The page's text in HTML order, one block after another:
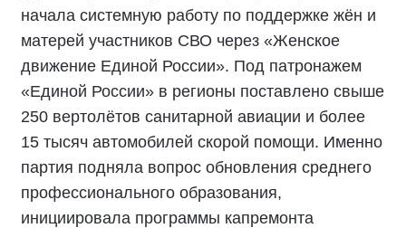
начала системную работу по поддержке жён и
матерей участников СВО через «Женское
движение Единой России». Под патронажем
«Единой России» в регионы поставлено свыше
250 вертолётов санитарной авиации и более
15 тысяч автомобилей скорой помощи. Именно
партия подняла вопрос обновления среднего
профессионального образования,
инициировала программы капремонта